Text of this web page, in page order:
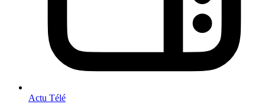
Actu Télé